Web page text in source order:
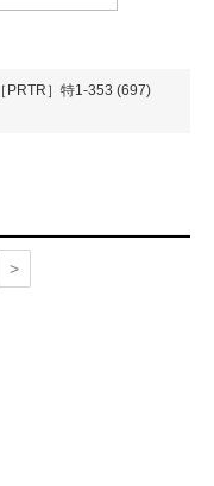
［PRTR］特1-353 (697)